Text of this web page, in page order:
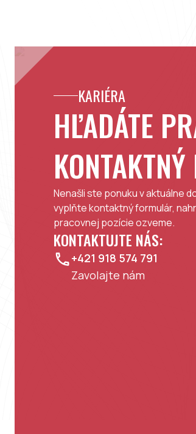
KARIÉRA
HĽADÁTE
Nenašli ste ponuku v aktuálne
vyplňte kontaktný formulár,
pracovnej pozície ozveme.
KONTAKTUJTE NÁS:
+421 918 574 791
Zavolajte nám